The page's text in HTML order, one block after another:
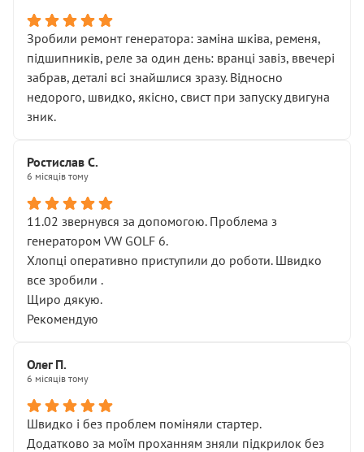
Зробили ремонт генератора: заміна шківа, ременя,
підшипників, реле за один день: вранці завіз, ввечері
забрав, деталі всі знайшлися зразу. Відносно
недорого, швидко, якісно, свист при запуску двигуна
зник.
Ростислав С.
6 місяців тому
11.02 звернувся за допомогою. Проблема з
генератором VW GOLF 6.
Хлопці оперативно приступили до роботи. Швидко
все зробили .
Щиро дякую.
Рекомендую
Олег П.
6 місяців тому
Швидко і без проблем поміняли стартер.
Додатково за моїм проханням зняли підкрилок без